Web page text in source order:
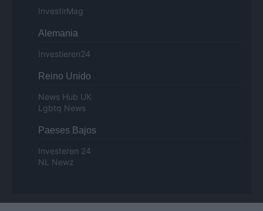
InvestirMag
Alemania
Investieren24
Reino Unido
News Hub UK
Lgbtq News
Paeses Bajos
Investeren 24
NL Newz